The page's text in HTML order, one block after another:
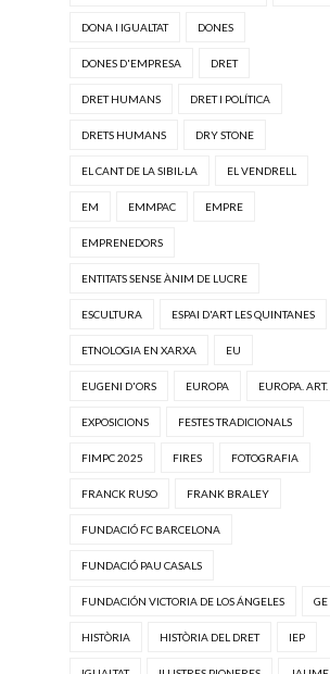
DONA I IGUALTAT DONES
DONES D'EMPRESA DRET
DRET HUMANS DRET I POLÍTICA
DRETS HUMANS DRY STONE
EL CANT DE LA SIBIL·LA EL VENDRELL
EM EMMPAC EMPRE
EMPRENEDORS
ENTITATS SENSE ÀNIM DE LUCRE
ESCULTURA ESPAI D'ART LES QUINTANES
ETNOLOGIA EN XARXA EU
EUGENI D'ORS EUROPA EUROPA. ART.
EXPOSICIONS FESTES TRADICIONALS
FIMPC 2025 FIRES FOTOGRAFIA
FRANCK RUSO FRANK BRALEY
FUNDACIÓ FC BARCELONA
FUNDACIÓ PAU CASALS
FUNDACIÓN VICTORIA DE LOS ÁNGELES GE
HISTÒRIA HISTÒRIA DEL DRET IEP